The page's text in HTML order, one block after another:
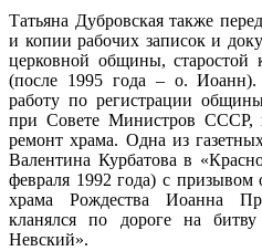
Татьяна Дубровская также
и копии рабочих записок и
церковной общины,
(после 1995 года – о.
работу по регистрации
при Совете Министров СССР,
ремонт храма. Одна из
Валентина Курбатова в
февраля 1992 года) с
храма Рождества Иоанна
кланялся по дороге на
Невский».